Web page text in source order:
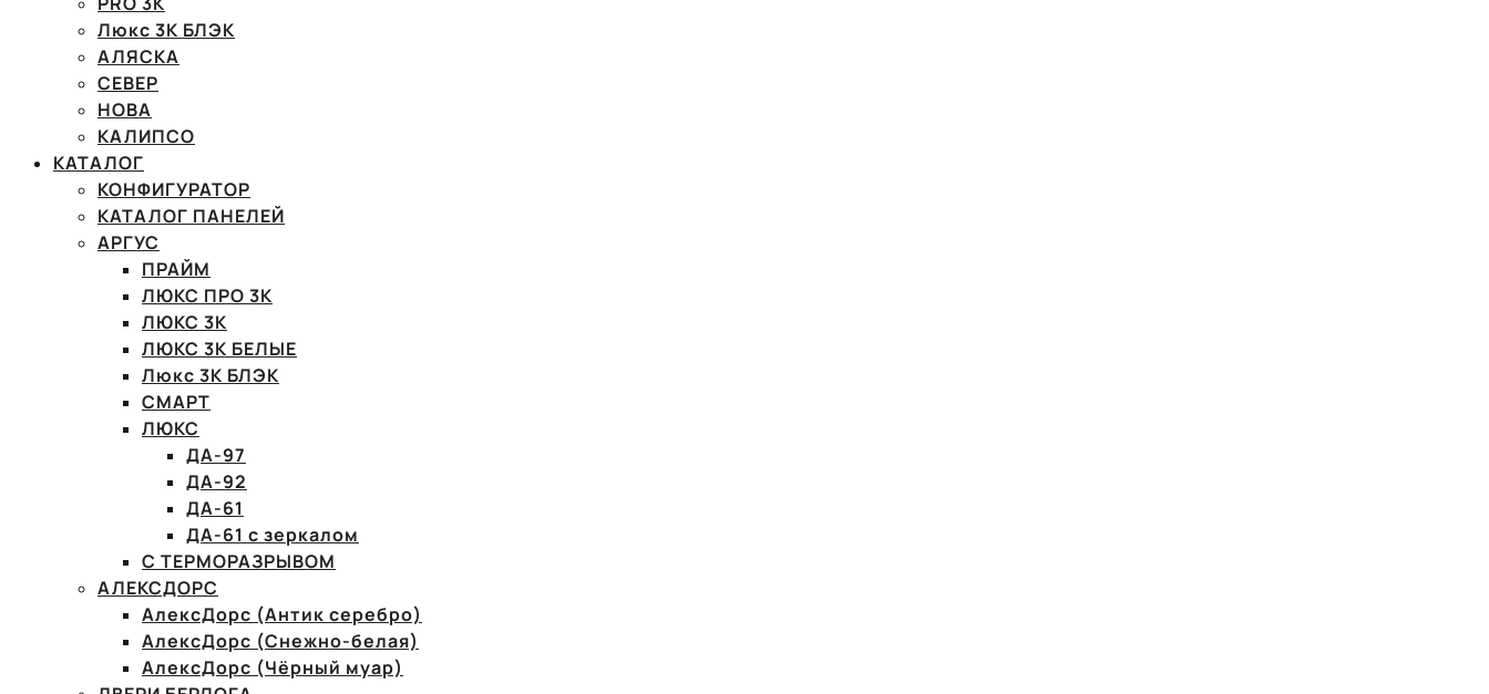
Люкс 3К БЛЭК
АЛЯСКА
СЕВЕР
НОВА
КАЛИПСО
КАТАЛОГ
КОНФИГУРАТОР
КАТАЛОГ ПАНЕЛЕЙ
АРГУС
ПРАЙМ
ЛЮКС ПРО 3К
ЛЮКС 3К
ЛЮКС 3К БЕЛЫЕ
Люкс 3К БЛЭК
СМАРТ
ЛЮКС
ДА-97
ДА-92
ДА-61
ДА-61 с зеркалом
С ТЕРМОРАЗРЫВОМ
АЛЕКСДОРС
АлексДорс (Антик серебро)
АлексДорс (Снежно-белая)
АлексДорс (Чёрный муар)